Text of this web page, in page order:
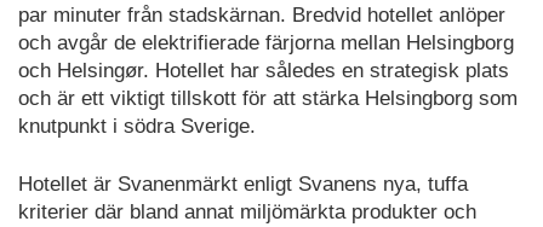
par minuter från stadskärnan. Bredvid hotellet anlöper
och avgår de elektrifierade färjorna mellan Helsingborg
och Helsingør. Hotellet har således en strategisk plats
och är ett viktigt tillskott för att stärka Helsingborg som
knutpunkt i södra Sverige.
Hotellet är Svanenmärkt enligt Svanens nya, tuffa
kriterier där bland annat miljömärkta produkter och